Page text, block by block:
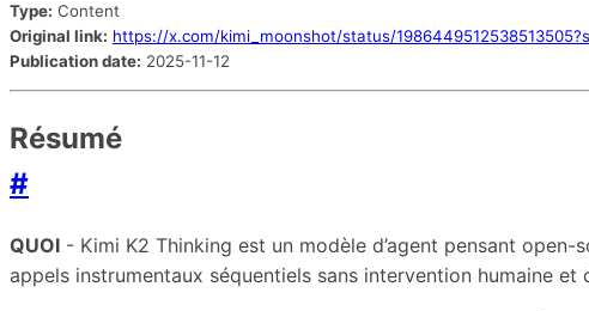
Type: Content
Original link: https://x.com/kimi_moonshot/status/
Publication date: 2025-11-12
Résumé
#
QUOI - Kimi K2 Thinking est un modèle d’agent pensant
appels instrumentaux séquentiels sans intervention humaine et